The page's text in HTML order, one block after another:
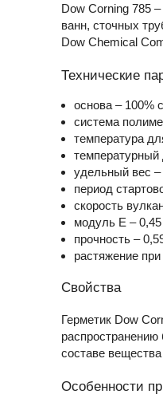
Dow Corning 785
ванн, сточных
Dow Chemical
Технические
основа – 100%
система
температура
температурный
удельный вес –
период
скорость
модуль Е –
прочность –
растяжение
Свойства
Герметик Dow
распространению
составе
Особенности